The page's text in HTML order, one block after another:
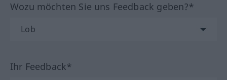
Wozu möchten Sie uns Feedback geben?*
Ihr Feedback*